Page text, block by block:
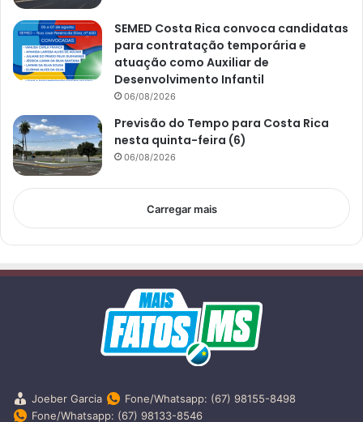
SEMED Costa Rica convoca candidatas
para contratação temporária e
atuação como Auxiliar de
Desenvolvimento Infantil
06/08/2026
Previsão do Tempo para Costa Rica
nesta quinta-feira (6)
06/08/2026
Carregar mais
Joeber Garcia
Fone/Whatsapp: (67) 98155-8498
Fone/Whatsapp: (67) 98133-8546